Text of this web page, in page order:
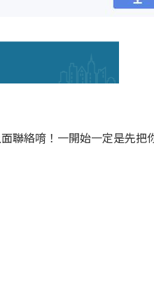
聯絡唷！一開始一定是先把